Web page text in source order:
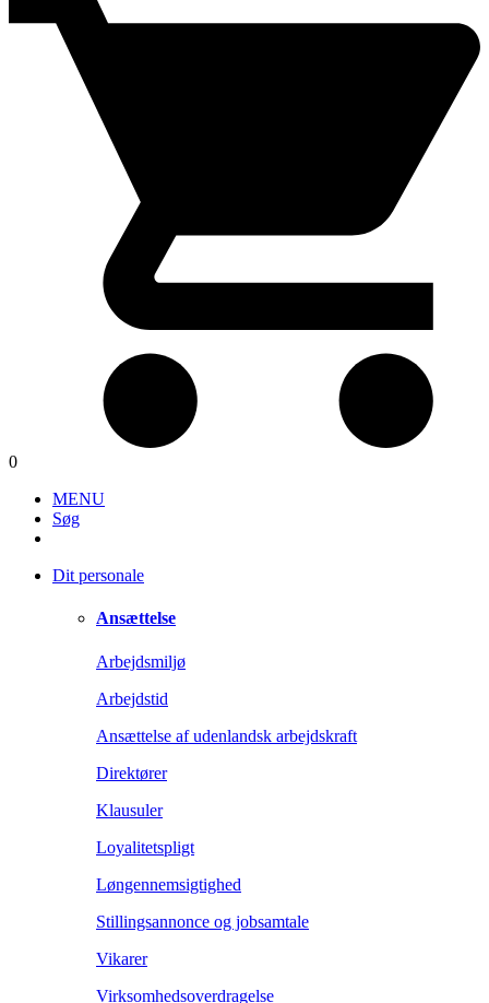
0
MENU
Søg
Dit personale
Ansættelse
Arbejdsmiljø
Arbejdstid
Ansættelse af udenlandsk arbejdskraft
Direktører
Klausuler
Loyalitetspligt
Løngennemsigtighed
Stillingsannonce og jobsamtale
Vikarer
Virksomhedsoverdragelse